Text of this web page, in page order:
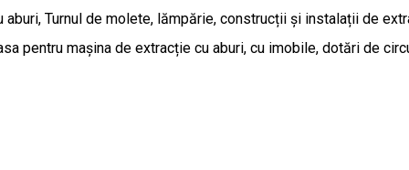
aburi, Turnul de molete, lămpărie, construcții și instalații de
pentru mașina de extracție cu aburi, cu imobile, dotări de